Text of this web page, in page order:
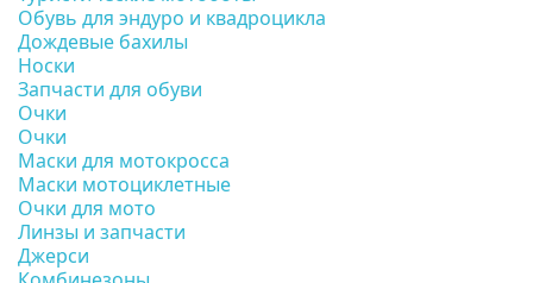
Обувь для эндуро и квадроцикла
Дождевые бахилы
Носки
Запчасти для обуви
Очки
Очки
Маски для мотокросса
Маски мотоциклетные
Очки для мото
Линзы и запчасти
Джерси